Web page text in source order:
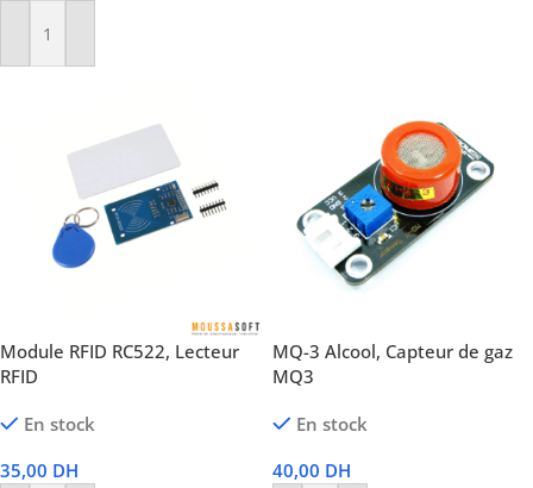
Ajouter Au Panier
Module RFID RC522, Lecteur
RFID
En stock
35,00 DH
MQ-3 Alcool, Capteur de gaz
MQ3
En stock
40,00 DH